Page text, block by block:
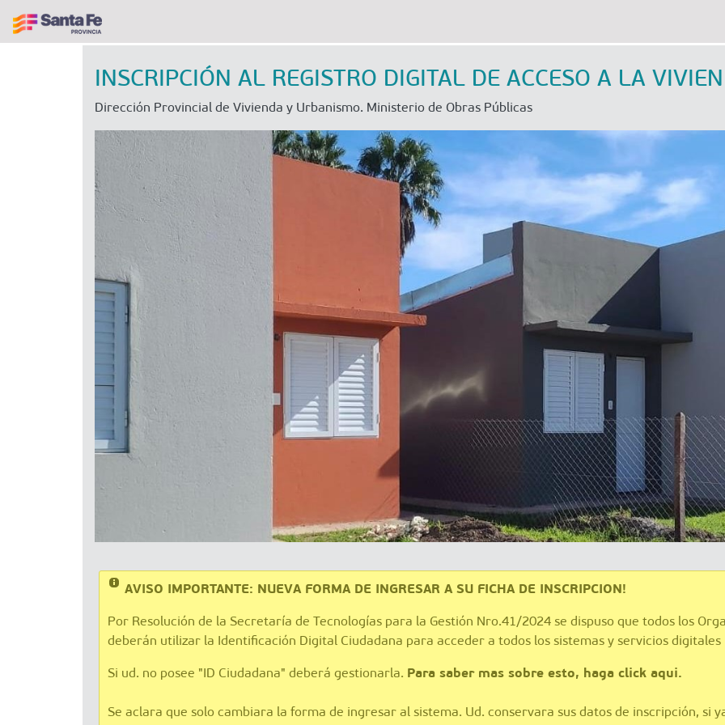
INSCRIPCIÓN AL REGISTRO DIGITAL DE ACCESO A LA
Dirección Provincial de Vivienda y Urbanismo. Ministerio de Obras Públicas
AVISO IMPORTANTE: NUEVA FORMA DE INGRESAR A SU FICHA DE INSCRIPCION!
Por Resolución de la Secretaría de Tecnologías para la Gestión Nro.41/2024 se dispuso que todos los
deberán utilizar la Identificación Digital Ciudadana para acceder a todos los sistemas y servicios
Si ud. no posee "ID Ciudadana" deberá gestionarla. Para saber mas sobre esto, haga click aqui.
Se aclara que solo cambiara la forma de ingresar al sistema. Ud. conservara sus datos de inscripción, si